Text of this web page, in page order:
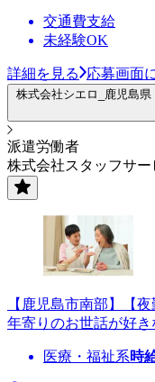
交通費支給
未経験OK
詳細を見る 応募画面
株式会社シエロ_鹿児島
派遣労働者
株式会社スタッフサー
【鹿児島市南部】【
年寄りのお世話が好き
医療・福祉系時